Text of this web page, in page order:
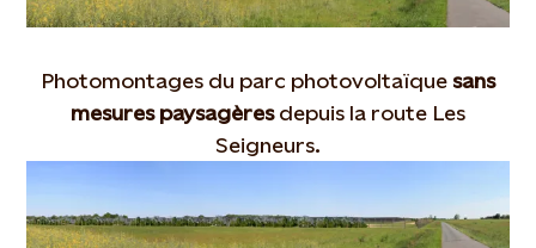
Photomontages du parc photovoltaïque sans
mesures paysagèresdepuis la route Les
Seigneurs.